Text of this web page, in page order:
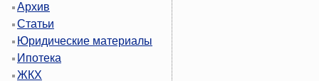
Архив
Статьи
Юридические материалы
Ипотека
ЖКХ